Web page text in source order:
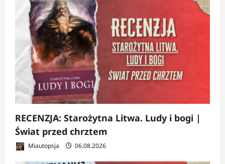
RECENZJA: Starożytna Litwa. Ludy i bogi |
Świat przed chrztem
Miautopsja 06.08.2026